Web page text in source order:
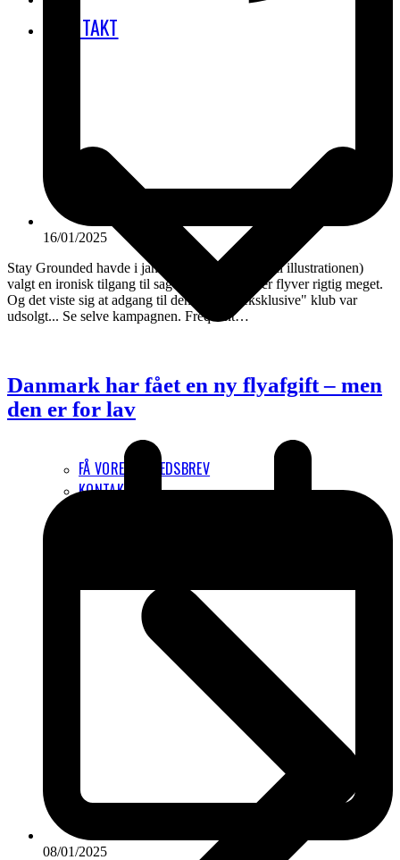
KONTAKT
FÅ VORES NYHEDSBREV
KONTAKT
16/01/2025
Stay Grounded havde i januar 2025 (i henhold til illustrationen)
valgt en ironisk tilgang til sagen om alle de, der flyver rigtig meget.
Og det viste sig at adgang til den særligt "eksklusive" klub var
udsolgt... Se selve kampagnen. Frequent…
Danmark har fået en ny flyafgift – men
den er for lav
08/01/2025